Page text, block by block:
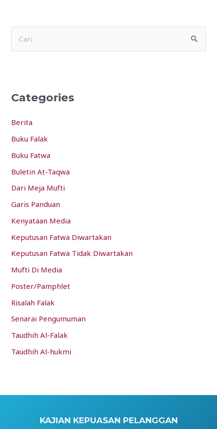
c
f
o
r
:
Categories
Berita
Buku Falak
Buku Fatwa
Buletin At-Taqwa
Dari Meja Mufti
Garis Panduan
Kenyataan Media
Keputusan Fatwa Diwartakan
Keputusan Fatwa Tidak Diwartakan
Mufti Di Media
Poster/Pamphlet
Risalah Falak
Senarai Pengumuman
Taudhih Al-Falak
Taudhih Al-hukmi
KAJIAN KEPUASAN PELANGGAN